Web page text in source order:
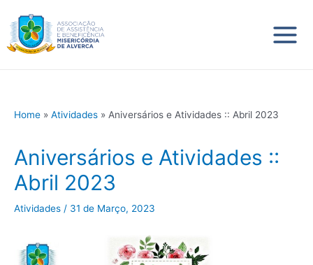
content
Menu
Home Atividades Aniversários e Atividades :: Abril 2023
Aniversários e Atividades ::
Abril 2023
Atividades / 31 de Março, 2023